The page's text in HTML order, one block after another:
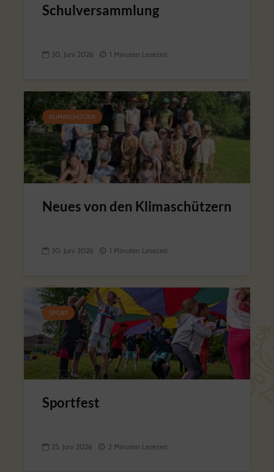
Schulversammlung
30. Juni 2026 1 Minuten Lesezeit
KLIMASCHÜTZER
Neues von den Klimaschützern
30. Juni 2026 1 Minuten Lesezeit
SPORT
Sportfest
25. Juni 2026 2 Minuten Lesezeit